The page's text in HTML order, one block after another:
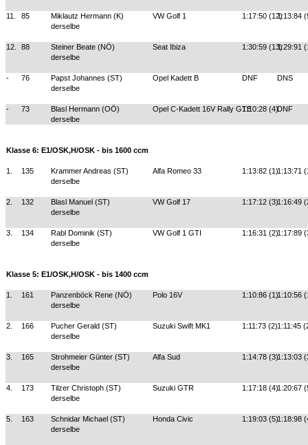
11. 85 Miklautz Hermann (K) VW Golf 1 1:17:50 (12)1:13:84
derselbe
12. 88 Steiner Beate (NÖ) Seat Ibiza 1:30:59 (13)1:29:91
derselbe
- 76 Papst Johannes (ST) Opel Kadett B DNF
DNS
derselbe
- 73 Blasl Hermann (OÖ) Opel C-Kadett 16V Rally GTE1:10:28 (4)DNF
derselbe
Klasse 6: E1/OSK,H/OSK - bis 1600 ccm
1. 135 Krammer Andreas (ST) Alfa Romeo 33 1:13:82 (1)1:13:71
derselbe
2. 132 Blasl Manuel (ST) VW Golf 17 1:17:12 (3)1:16:49
derselbe
3. 134 Rabl Dominik (ST) VW Golf 1 GTI 1:16:31 (2)1:17:89
derselbe
Klasse 5: E1/OSK,H/OSK - bis 1400 ccm
1. 161 Panzenböck Rene (NÖ) Polo 16V 1:10:86 (1)1:10:56
derselbe
2. 166 Pucher Gerald (ST) Suzuki Swift MK1 1:11:73 (2)1:11:45
derselbe
3. 165 Strohmeier Günter (ST) Alfa Sud 1:14:78 (3)1:13:03
derselbe
4. 173 Tilzer Christoph (ST) Suzuki GTR 1:17:18 (4)1:20:67
derselbe
5. 163 Schnidar Michael (ST) Honda Civic 1:19:03 (5)1:18:98
derselbe